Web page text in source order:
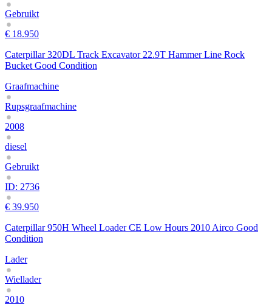
Gebruikt
€ 18.950
Caterpillar 320DL Track Excavator 22.9T Hammer Line Rock
Bucket Good Condition
Graafmachine
Rupsgraafmachine
2008
diesel
Gebruikt
ID: 2736
€ 39.950
Caterpillar 950H Wheel Loader CE Low Hours 2010 Airco Good
Condition
Lader
Wiellader
2010